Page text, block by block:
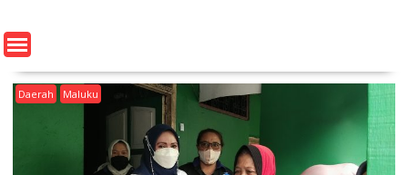
e
n
Daerah Maluku